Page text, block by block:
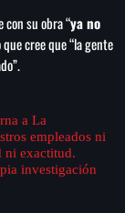
con su obra “ya no
que cree que “la gente
a La
empleados ni
ni exactitud.
investigación